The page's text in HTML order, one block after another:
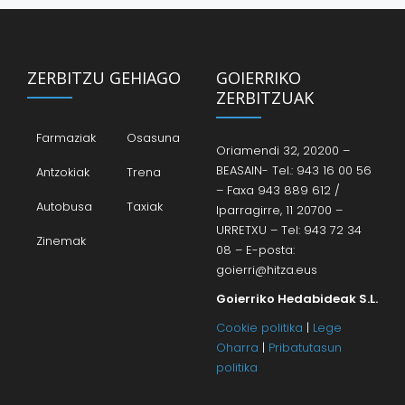
ZERBITZU GEHIAGO
Farmaziak
Osasuna
Antzokiak
Trena
Autobusa
Taxiak
Zinemak
GOIERRIKO
ZERBITZUAK
Oriamendi 32, 20200 –
BEASAIN- Tel.: 943 16 00 56
– Faxa 943 889 612 /
Iparragirre, 11 20700 –
URRETXU – Tel: 943 72 34
08 – E-posta:
goierri@hitza.eus
Goierriko Hedabideak S.L.
Cookie politika | Lege
Oharra | Pribatutasun
politika